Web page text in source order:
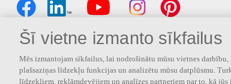
Šī vietne izmanto sīkfailus
Mēs izmantojam sīkfailus, lai nodrošinātu mūsu vietnes
plašsaziņas līdzekļu funkcijas un analizētu mūsu datplūsmu.
līdzekļiem, reklāmdevējiem un analīzes partneriem par to, kā